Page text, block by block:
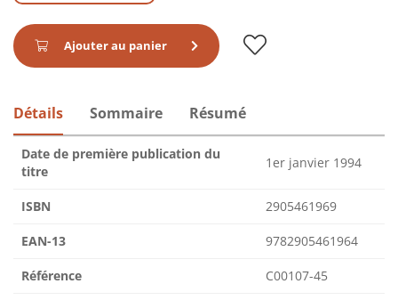
Ajouter au panier
Détails Sommaire Résumé
Date de première publication du
titre
1er janvier 1994
ISBN 2905461969
EAN-13 9782905461964
Référence C00107-45